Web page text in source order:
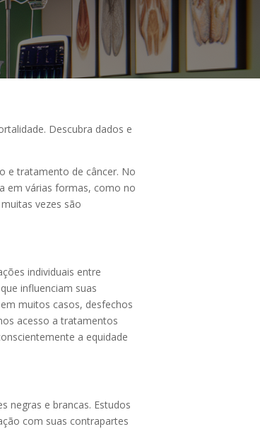
Descubra dados e
e tratamento de câncer. No
em várias formas, como no
vezes são
individuais entre
influenciam suas
muitos casos, desfechos
acesso a tratamentos
a equidade
negras e brancas. Estudos
com suas contrapartes